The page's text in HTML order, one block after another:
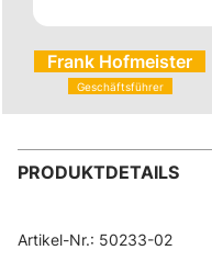
PRODUKTDETAILS
Artikel-Nr.: 50233-02
Frank Hofmeister
Geschäftsführer